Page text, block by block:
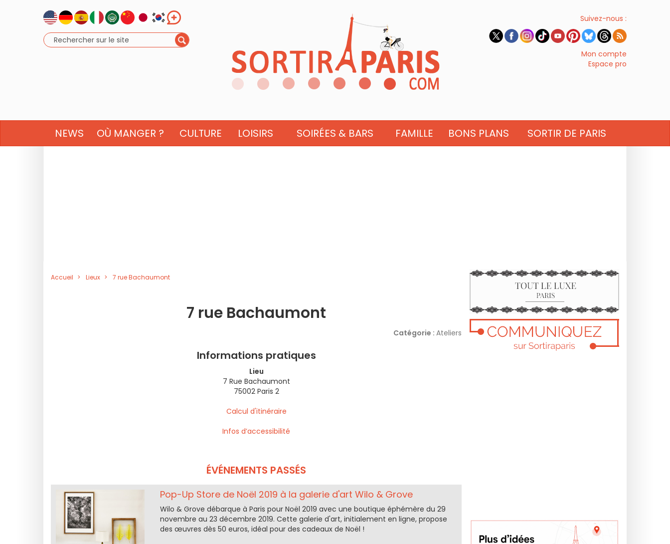
Suivez-nous :
Mon compte
Espace pro
NEWS OÙ MANGER ? CULTURE LOISIRS SOIRÉES & BARS FAMILLE BONS PLANS SORTIR DE PARIS
Accueil Lieux 7 rue Bachaumont
7 rue Bachaumont
Catégorie : Ateliers
Informations pratiques
Lieu
7 Rue Bachaumont
75002 Paris 2
Calcul d'itinéraire
Infos d’accessibilité
ÉVÉNEMENTS PASSÉS
Pop-Up Store de Noël 2019 à la galerie d'art Wilo & Grove
Wilo & Grove débarque à Paris pour Noël 2019 avec une boutique éphémère du 29
novembre au 23 décembre 2019. Cette galerie d'art, initialement en ligne, propose
des œuvres dès 50 euros, idéal pour des cadeaux de Noël !